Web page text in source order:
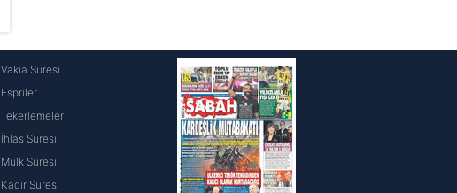
Vakıa Suresi
Espriler
Tekerlemeler
İhlas Suresi
Mülk Suresi
Kadir Suresi